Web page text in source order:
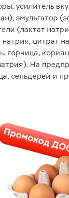
усилитель
эмульгатор
(лактат
цитрат
горчица,
На
сельдерей и